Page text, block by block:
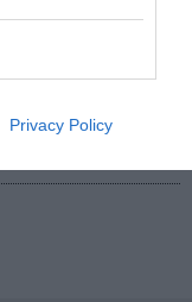
Privacy Policy